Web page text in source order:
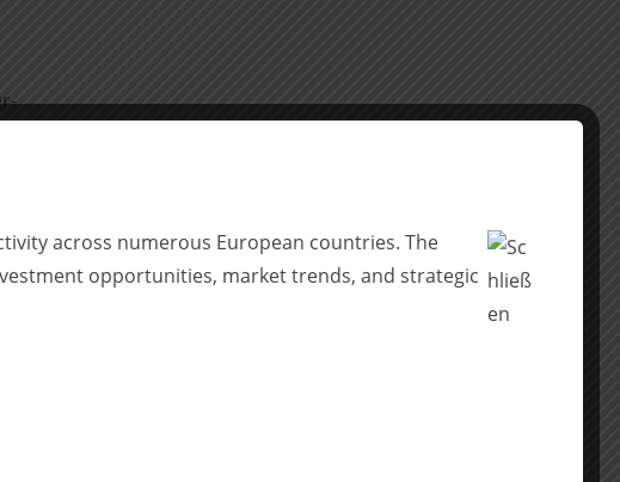
across numerous European countries. The
opportunities, market trends, and strategic